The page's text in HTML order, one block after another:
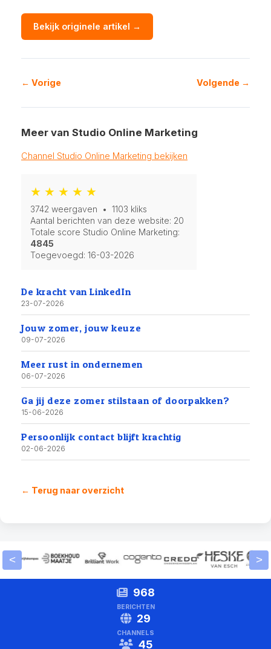
Bekijk originele artikel →
← Vorige Volgende →
Meer van Studio Online Marketing
Channel Studio Online Marketing bekijken
★ ★ ★ ★ ★
3742 weergaven • 1103 kliks
Aantal berichten van deze website: 20
Totale score Studio Online Marketing:
4845
Toegevoegd: 16-03-2026
De kracht van LinkedIn
23-07-2026
Jouw zomer, jouw keuze
09-07-2026
Meer rust in ondernemen
06-07-2026
Ga jij deze zomer stilstaan of doorpakken?
15-06-2026
Persoonlijk contact blijft krachtig
02-06-2026
← Terug naar overzicht
< >
968
BERICHTEN
29
CHANNELS
45